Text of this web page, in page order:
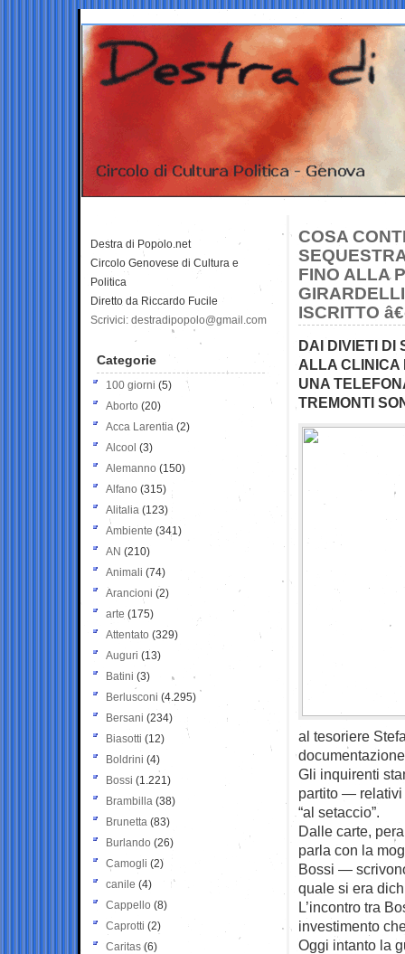
COSA
FINO ALLA
ISCRITTO
DAI DIVIETI DI
ALLA CLINICA
UNA
TREMONTI
al tesoriere
Gli inquirenti
partito — relativi
“al setaccio”.
Dalle carte,
parla con la
Bossi —
quale si era
L’incontro tra
investimento
Oggi intanto la
Destra di Popolo.net
Circolo Genovese di Cultura e
Politica
Diretto da Riccardo Fucile
Scrivici: destradipopolo@gmail.com
Categorie
100 giorni (5)
Aborto (20)
Acca Larentia (2)
Alcool (3)
Alemanno (150)
Alfano (315)
Alitalia (123)
Ambiente (341)
AN (210)
Animali (74)
Arancioni (2)
arte (175)
Attentato (329)
Auguri (13)
Batini (3)
Berlusconi (4.295)
Bersani (234)
Biasotti (12)
Boldrini (4)
Bossi (1.221)
Brambilla (38)
Brunetta (83)
Burlando (26)
Camogli (2)
canile (4)
Cappello (8)
Caprotti (2)
Caritas (6)